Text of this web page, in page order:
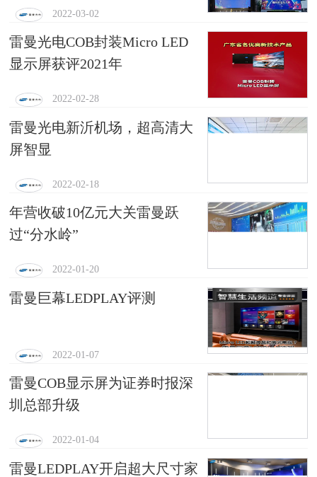
2022-03-02
雷曼光电COB封装Micro LED
显示屏获评2021年
2022-02-28
雷曼光电新沂机场，超高清大
屏智显
2022-02-18
年营收破10亿元大关雷曼跃
过“分水岭”
2022-01-20
雷曼巨幕LEDPLAY评测
2022-01-07
雷曼COB显示屏为证券时报深
圳总部升级
2022-01-04
雷曼LEDPLAY开启超大尺寸家